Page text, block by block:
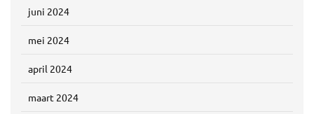
juni 2024
mei 2024
april 2024
maart 2024